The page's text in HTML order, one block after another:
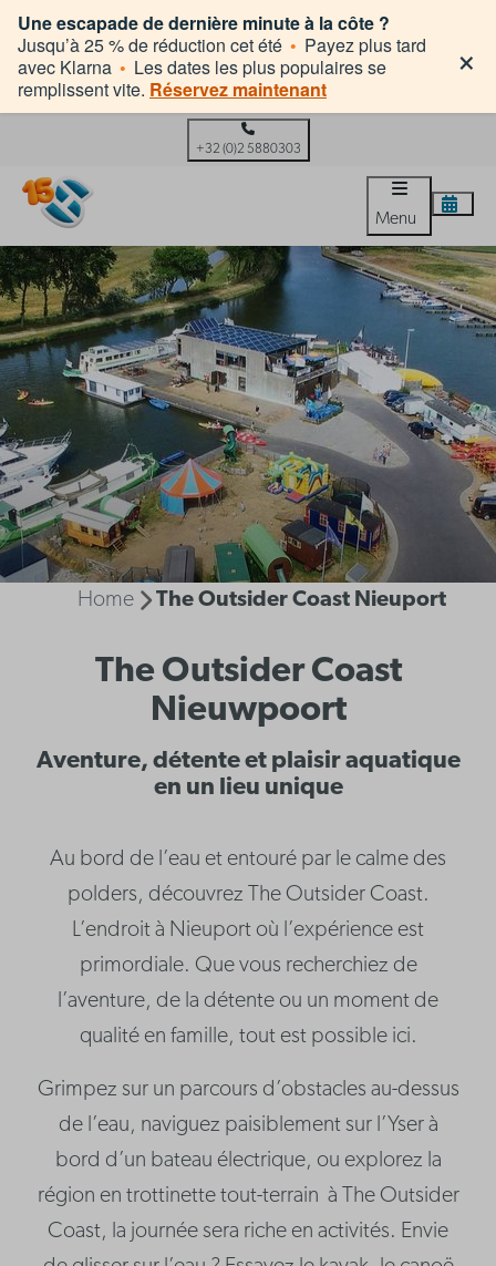
Une escapade de dernière minute à la côte ?
Jusqu’à 25 % de réduction cet été • Payez plus tard
avec Klarna • Les dates les plus populaires se
remplissent vite. Réservez maintenant
×
+32 (0)2 5880303
Menu
Home The Outsider Coast Nieuport
The Outsider Coast
Nieuwpoort
Aventure, détente et plaisir aquatique
en un lieu unique
Au bord de l’eau et entouré par le calme des
polders, découvrez The Outsider Coast.
L’endroit à Nieuport où l’expérience est
primordiale. Que vous recherchiez de
l’aventure, de la détente ou un moment de
qualité en famille, tout est possible ici.
Grimpez sur un parcours d’obstacles au-dessus
de l’eau, naviguez paisiblement sur l’Yser à
bord d’un bateau électrique, ou explorez la
région en trottinette tout-terrain à The Outsider
Coast, la journée sera riche en activités. Envie